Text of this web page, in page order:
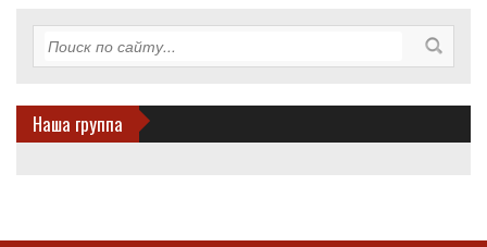
Наша группа